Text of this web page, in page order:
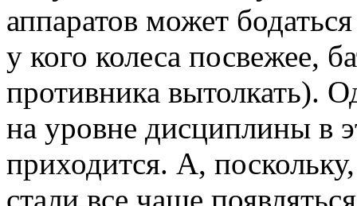
аппаратов может
у кого колеса посвежее,
противника вытолкать).
на уровне дисциплины в
приходится. А,